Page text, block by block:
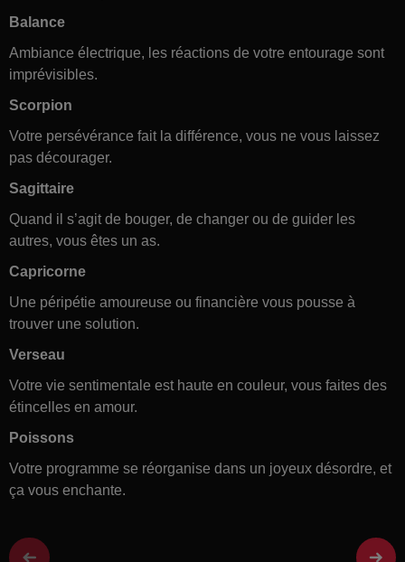
Balance
Ambiance électrique, les réactions de votre entourage sont
imprévisibles.
Scorpion
Votre persévérance fait la différence, vous ne vous laissez
pas décourager.
Sagittaire
Quand il s’agit de bouger, de changer ou de guider les
autres, vous êtes un as.
Capricorne
Une péripétie amoureuse ou financière vous pousse à
trouver une solution.
Verseau
Votre vie sentimentale est haute en couleur, vous faites des
étincelles en amour.
Poissons
Votre programme se réorganise dans un joyeux désordre, et
ça vous enchante.